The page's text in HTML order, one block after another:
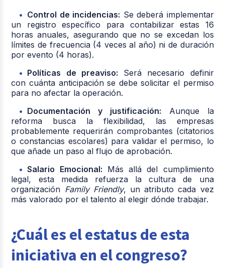
Control de incidencias: Se deberá implementar
un registro específico para contabilizar estas 16
horas anuales, asegurando que no se excedan los
límites de frecuencia (4 veces al año) ni de duración
por evento (4 horas).
Políticas de preaviso: Será necesario definir
con cuánta anticipación se debe solicitar el permiso
para no afectar la operación.
Documentación y justificación: Aunque la
reforma busca la flexibilidad, las empresas
probablemente requerirán comprobantes (citatorios
o constancias escolares) para validar el permiso, lo
que añade un paso al flujo de aprobación.
Salario Emocional: Más allá del cumplimiento
legal, esta medida refuerza la cultura de una
organización Family Friendly, un atributo cada vez
más valorado por el talento al elegir dónde trabajar.
¿Cuál es el estatus de esta
iniciativa en el congreso?